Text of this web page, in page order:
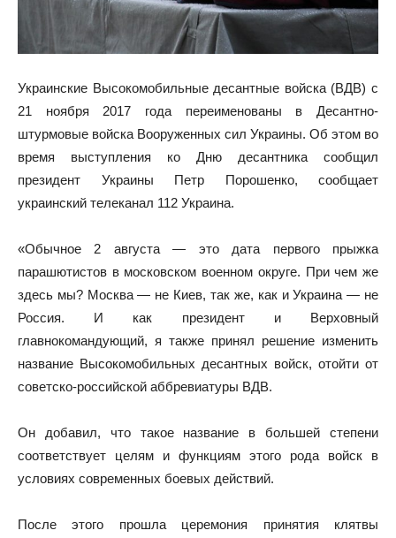
Украинские Высокомобильные десантные войска (ВДВ) с
21 ноября 2017 года переименованы в Десантно-
штурмовые войска Вооруженных сил Украины. Об этом во
время выступления ко Дню десантника сообщил
президент Украины Петр Порошенко, сообщает
украинский телеканал 112 Украина.
«Обычное 2 августа — это дата первого прыжка
парашютистов в московском военном округе. При чем же
здесь мы? Москва — не Киев, так же, как и Украина — не
Россия. И как президент и Верховный
главнокомандующий, я также принял решение изменить
название Высокомобильных десантных войск, отойти от
советско-российской аббревиатуры ВДВ.
Он добавил, что такое название в большей степени
соответствует целям и функциям этого рода войск в
условиях современных боевых действий.
После этого прошла церемония принятия клятвы